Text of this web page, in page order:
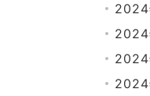
2024
2024
2024
2024